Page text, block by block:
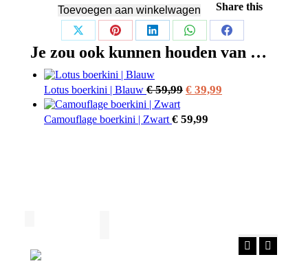
Toevoegen aan winkelwagen Share this
Share
on
X
Share
on
Pinterest
Share
on
LinkedIn
Share
on
Share
on
Je zou ook kunnen houden van …
Lotus boerkini | Blauw €59,99 Oorspronkelijke
was:
€ 39,99
Camouflage boerkini | Zwart € 59,99
Facebook